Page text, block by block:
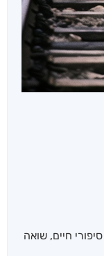
סיפורי חיים, שואה